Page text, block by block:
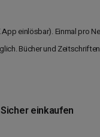
einlösbar). Einmal pro
Bücher und
Sicher einkaufen